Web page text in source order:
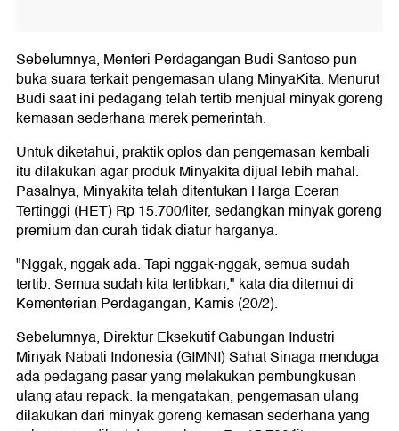
Sebelumnya, Menteri Perdagangan Budi Santoso pun
buka suara terkait pengemasan ulang MinyaKita. Menurut
Budi saat ini pedagang telah tertib menjual minyak goreng
kemasan sederhana merek pemerintah.
Untuk diketahui, praktik oplos dan pengemasan kembali
itu dilakukan agar produk Minyakita dijual lebih mahal.
Pasalnya, Minyakita telah ditentukan Harga Eceran
Tertinggi (HET) Rp 15.700/liter, sedangkan minyak goreng
premium dan curah tidak diatur harganya.
"Nggak, nggak ada. Tapi nggak-nggak, semua sudah
tertib. Semua sudah kita tertibkan," kata dia ditemui di
Kementerian Perdagangan, Kamis (20/2).
Sebelumnya, Direktur Eksekutif Gabungan Industri
Minyak Nabati Indonesia (GIMNI) Sahat Sinaga menduga
ada pedagang pasar yang melakukan pembungkusan
ulang atau repack. Ia mengatakan, pengemasan ulang
dilakukan dari minyak goreng kemasan sederhana yang